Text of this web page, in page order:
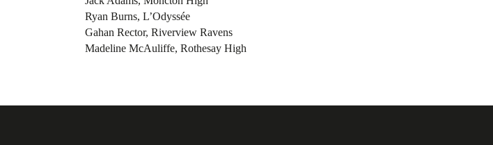
Ryan Burns, L’Odyssée
Gahan Rector, Riverview Ravens
Madeline McAuliffe, Rothesay High